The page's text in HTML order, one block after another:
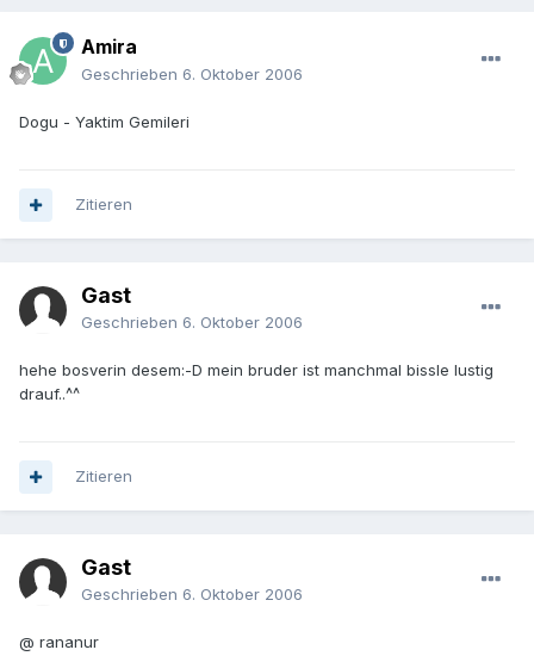
Amira
Geschrieben 6. Oktober 2006
Dogu - Yaktim Gemileri
Zitieren
Gast
Geschrieben 6. Oktober 2006
hehe bosverin desem:-D mein bruder ist manchmal bissle lustig
drauf..^^
Zitieren
Gast
Geschrieben 6. Oktober 2006
@ rananur